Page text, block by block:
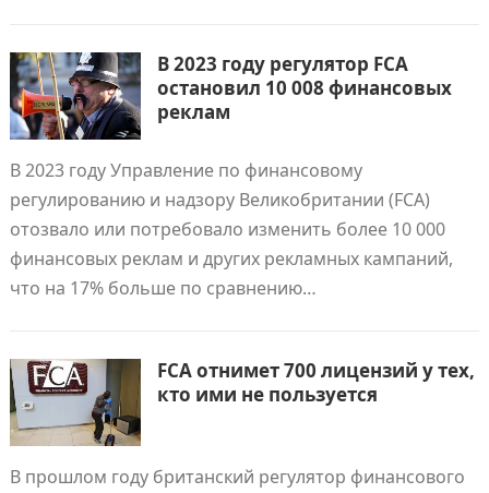
В 2023 году регулятор FCA
остановил 10 008 финансовых
реклам
В 2023 году Управление по финансовому
регулированию и надзору Великобритании (FCA)
отозвало или потребовало изменить более 10 000
финансовых реклам и других рекламных кампаний,
что на 17% больше по сравнению…
FCA отнимет 700 лицензий у тех,
кто ими не пользуется
В прошлом году британский регулятор финансового